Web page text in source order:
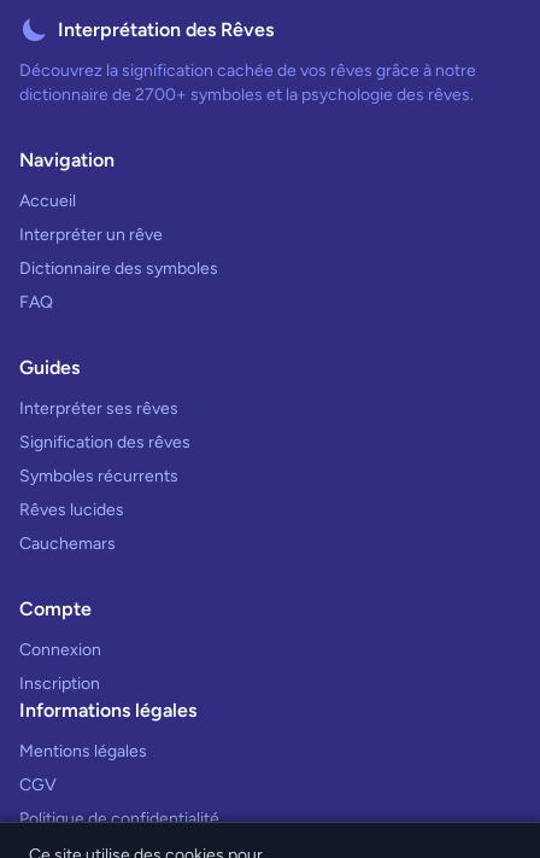
Interprétation des Rêves
Découvrez la signification cachée de vos rêves grâce à notre
dictionnaire de 2700+ symboles et la psychologie des rêves.
Navigation
Accueil
Interpréter un rêve
Dictionnaire des symboles
FAQ
Guides
Interpréter ses rêves
Signification des rêves
Symboles récurrents
Rêves lucides
Cauchemars
Compte
Connexion
Inscription
Informations légales
Mentions légales
CGV
Politique de confidentialité